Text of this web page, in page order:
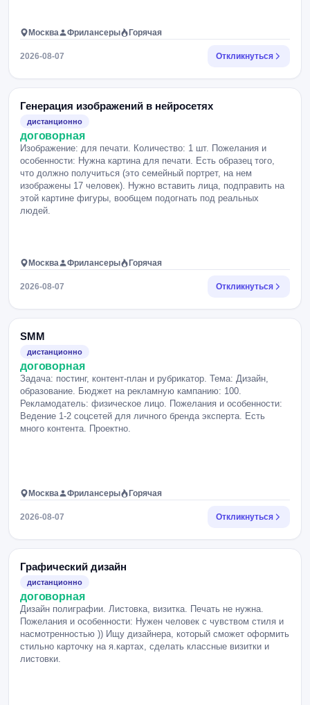
Москва Фрилансеры Горячая
2026-08-07 Откликнуться
Генерация изображений в нейросетях
дистанционно
договорная
Изображение: для печати. Количество: 1 шт. Пожелания и
особенности: Нужна картина для печати. Есть образец того,
что должно получиться (это семейный портрет, на нем
изображены 17 человек). Нужно вставить лица, подправить на
этой картине фигуры, вообщем подогнать под реальных
людей.
Москва Фрилансеры Горячая
2026-08-07 Откликнуться
SMM
дистанционно
договорная
Задача: постинг, контент-план и рубрикатор. Тема: Дизайн,
образование. Бюджет на рекламную кампанию: 100.
Рекламодатель: физическое лицо. Пожелания и особенности:
Ведение 1-2 соцсетей для личного бренда эксперта. Есть
много контента. Проектно.
Москва Фрилансеры Горячая
2026-08-07 Откликнуться
Графический дизайн
дистанционно
договорная
Дизайн полиграфии. Листовка, визитка. Печать не нужна.
Пожелания и особенности: Нужен человек с чувством стиля и
насмотренностью )) Ищу дизайнера, который сможет оформить
стильно карточку на я.картах, сделать классные визитки и
листовки.